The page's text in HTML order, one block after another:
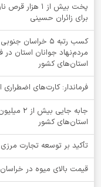
پخت بیش از 1
برای زائران حسینی
کسب رتبه ۵
مردم‌نهاد جوانان استان در
استان‌های کشور
فرماندار: کارت‌های
استان‌های کشور
تأکید بر توسعه تجارت
قیمت بالای میوه در خراسان